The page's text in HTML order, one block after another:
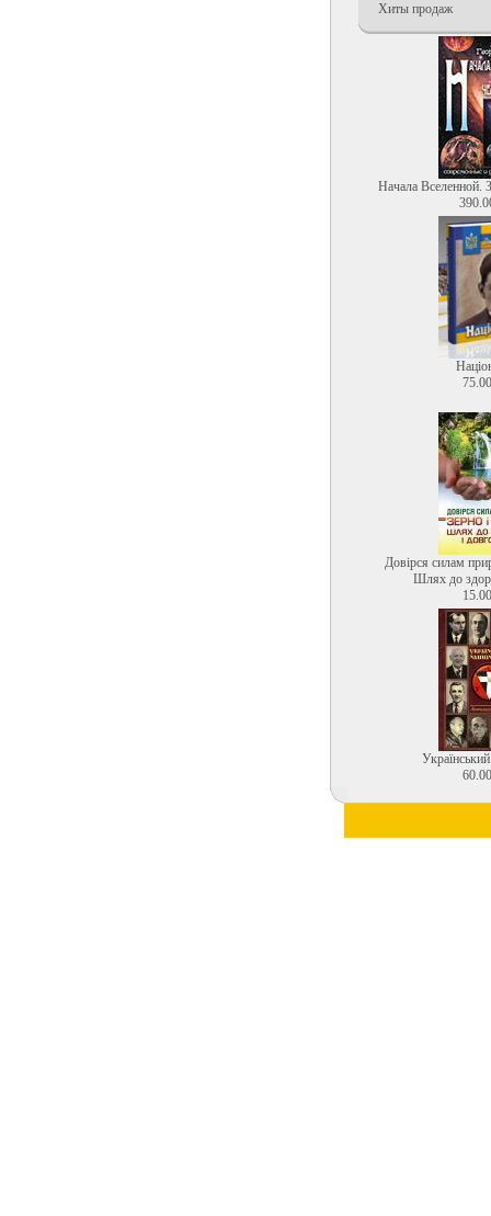
Хиты продаж
Начала Вселенной.
Довірся силам
Шлях до